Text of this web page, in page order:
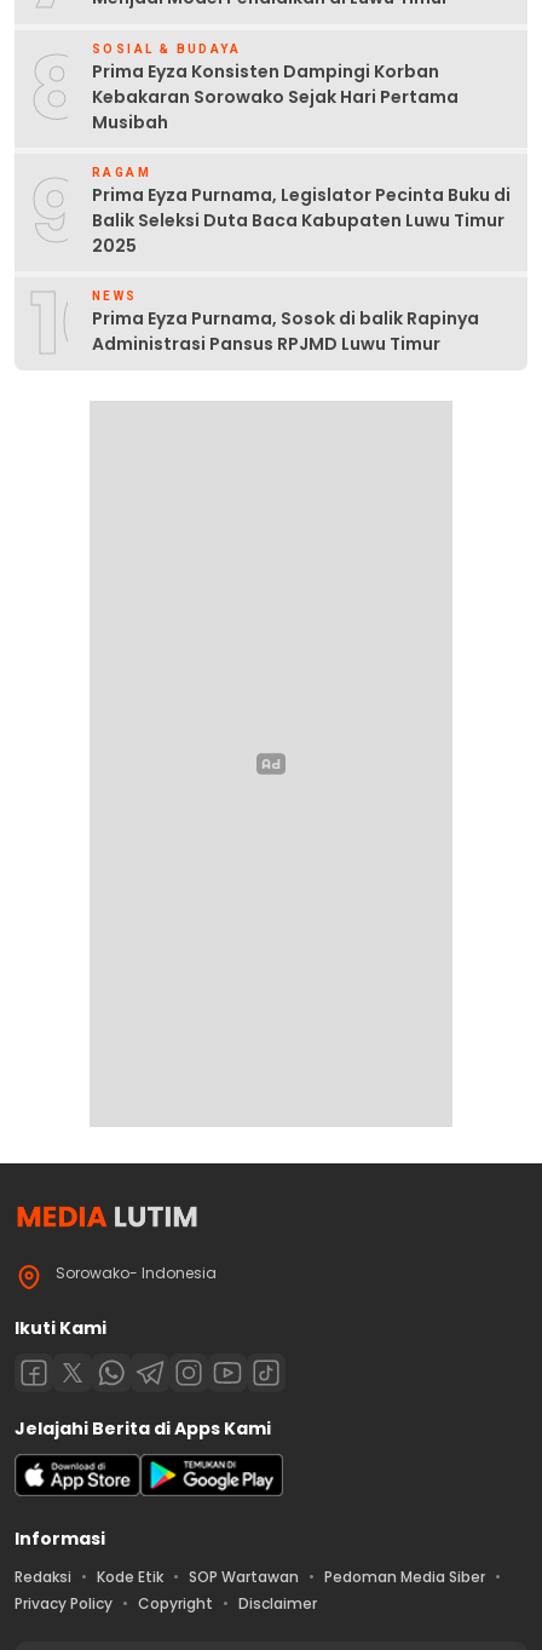
8 SOSIAL & BUDAYA
Prima Eyza Konsisten Dampingi Korban
Kebakaran Sorowako Sejak Hari Pertama
Musibah
9 RAGAM
Prima Eyza Purnama, Legislator Pecinta Buku di
Balik Seleksi Duta Baca Kabupaten Luwu Timur
2025
10NEWS
Prima Eyza Purnama, Sosok di balik Rapinya
Administrasi Pansus RPJMD Luwu Timur
Sorowako- Indonesia
Ikuti Kami
Jelajahi Berita di Apps Kami
Informasi
Redaksi Kode Etik SOP Wartawan
Pedoman Media Siber
Privacy Policy
Copyright Disclaimer